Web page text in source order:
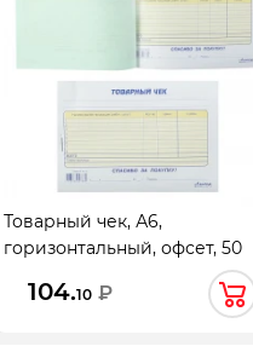
Товарный чек, А6,
горизонтальный, офсет, 50
листов, самокопирующийся,
14522
104.10 ₽